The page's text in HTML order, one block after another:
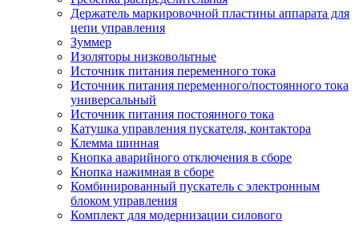
Держатель маркировочной пластины аппарата для
цепи управления
Зуммер
Изоляторы низковольтные
Источник питания переменного тока
Источник питания переменного/постоянного тока
универсальный
Источник питания постоянного тока
Катушка управления пускателя, контактора
Клемма шинная
Кнопка аварийного отключения в сборе
Кнопка нажимная в сборе
Комбинированный пускатель с электронным
блоком управления
Комплект для модернизации силового